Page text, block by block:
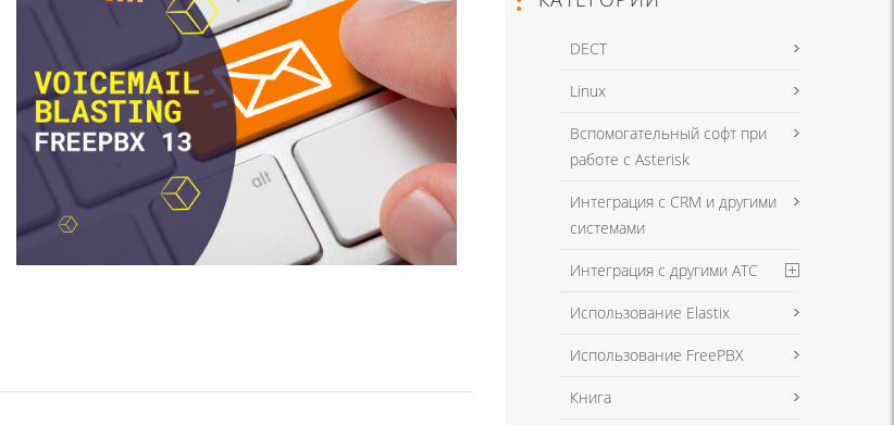
DECT
Linux
Вспомогательный софт при
работе с Asterisk
Интеграция с CRM и другими
системами
Интеграция с другими АТС
Использование Elastix
Использование FreePBX
Книга